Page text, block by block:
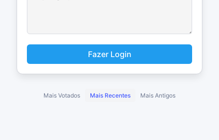
Fazer Login
Mais Votados Mais Recentes Mais Antigos